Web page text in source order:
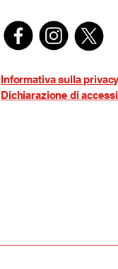
Informativa sulla privacy
Dichiarazione di